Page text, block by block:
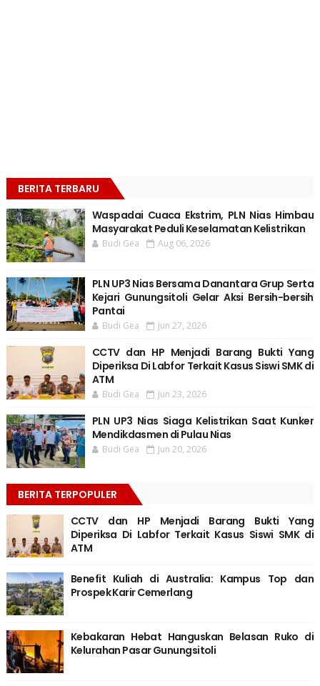
BERITA TERBARU
Waspadai Cuaca Ekstrim, PLN Nias Himbau
Masyarakat Peduli Keselamatan Kelistrikan
Budi Gea Aug 06, 2026
PLN UP3 Nias Bersama Danantara Grup Serta
Kejari Gunungsitoli Gelar Aksi Bersih-bersih
Pantai
Budi Gea Jun 27, 2026
CCTV dan HP Menjadi Barang Bukti Yang
Diperiksa Di Labfor Terkait Kasus Siswi SMK di
ATM
Budi Gea Jun 23, 2026
PLN UP3 Nias Siaga Kelistrikan Saat Kunker
Mendikdasmen di Pulau Nias
Budi Gea Jun 20, 2026
BERITA TERPOPULER
CCTV dan HP Menjadi Barang Bukti Yang
Diperiksa Di Labfor Terkait Kasus Siswi SMK di
ATM
Benefit Kuliah di Australia: Kampus Top dan
Prospek Karir Cemerlang
Kebakaran Hebat Hanguskan Belasan Ruko di
Kelurahan Pasar Gunungsitoli